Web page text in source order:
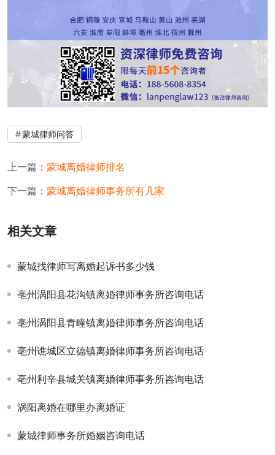
蒙城律师问答
上一篇： 蒙城离婚律师排名
下一篇： 蒙城离婚律师事务所有几家
相关文章
蒙城找律师写离婚起诉书多少钱
亳州涡阳县花沟镇离婚律师事务所咨询电话
亳州涡阳县青疃镇离婚律师事务所咨询电话
亳州谯城区立德镇离婚律师事务所咨询电话
亳州利辛县城关镇离婚律师事务所咨询电话
涡阳离婚在哪里办离婚证
蒙城律师事务所婚姻咨询电话